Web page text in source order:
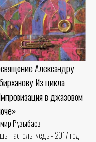
Александру
Из цикла
в джазовом
Рузыбаев
пастель, медь - 2017 год